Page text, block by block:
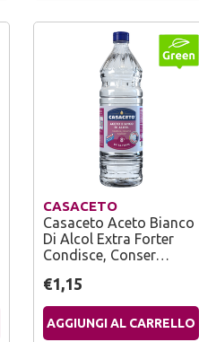
CASACETO
Casaceto Aceto Bianco
Di Alcol Extra Forter
Condisce, Conser…
€1,15
AGGIUNGI AL CARRELLO